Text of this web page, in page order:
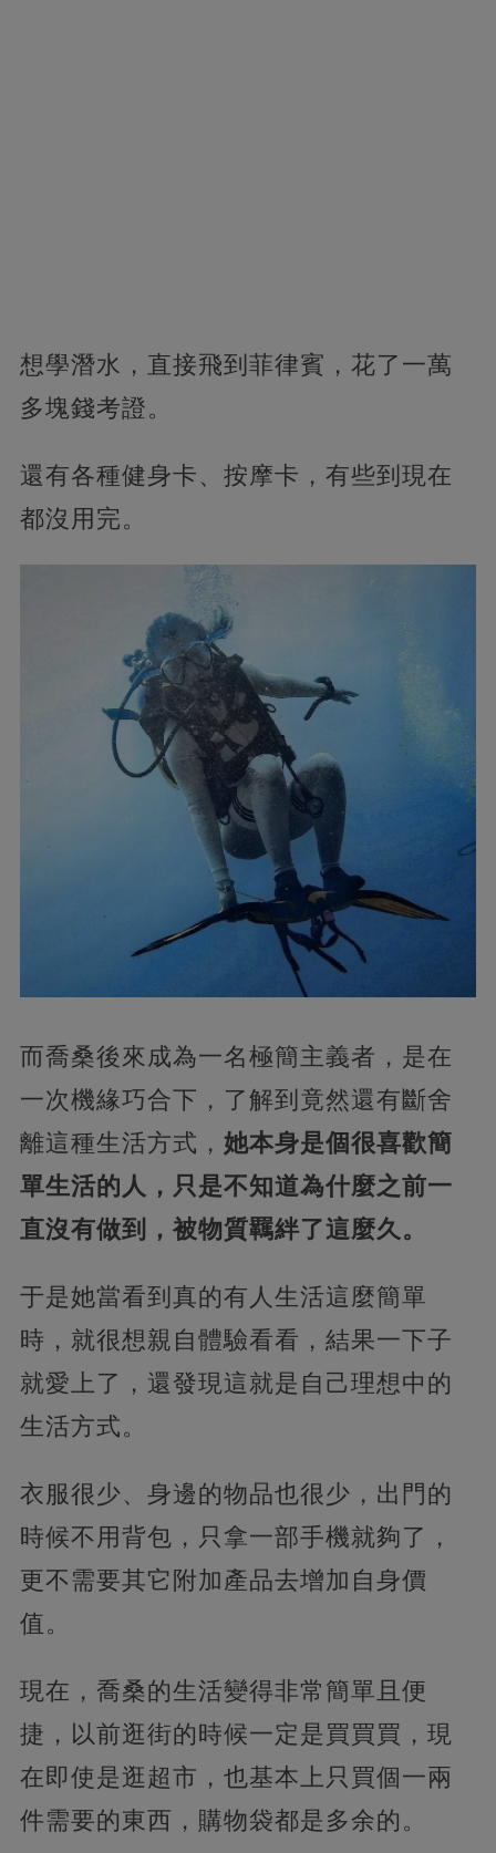
想學潛水，直接飛到菲律賓，花了一萬
多塊錢考證。
還有各種健身卡、按摩卡，有些到現在
都沒用完。
而喬桑後來成為一名極簡主義者，是在
一次機緣巧合下，了解到竟然還有斷舍
離這種生活方式， 她本身是個很喜歡簡
單生活的人，只是不知道為什麼之前一
直沒有做到，被物質羈絆了這麼久。
于是她當看到真的有人生活這麼簡單
時，就很想親自體驗看看，結果一下子
就愛上了，還發現這就是自己理想中的
生活方式。
衣服很少、身邊的物品也很少，出門的
時候不用背包，只拿一部手機就夠了，
更不需要其它附加產品去增加自身價
值。
現在，喬桑的生活變得非常簡單且便
捷，以前逛街的時候一定是買買買，現
在即使是逛超市，也基本上只買個一兩
件需要的東西，購物袋都是多余的。